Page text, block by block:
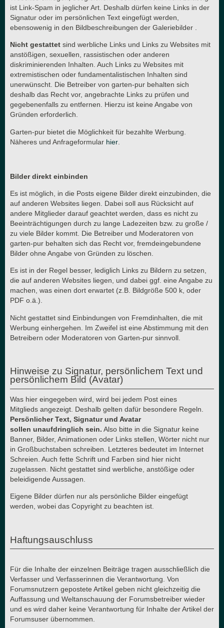
ist Link-Spam in jeglicher Art. Deshalb dürfen keine Links in der
Signatur oder im persönlichen Text eingefügt werden,
ebensowenig in den Bildbeschreibungen der Galeriebilder .
Nicht gestattet sind werbliche Links und Links zu Websites mit
anstößigen, sexuellen, rassistischen oder anderen
diskriminierenden Inhalten. Auch Links zu Websites mit
extremistischen oder fundamentalistischen Inhalten sind
unerwünscht. Die Betreiber von garten-pur behalten sich
deshalb das Recht vor, angebrachte Links zu prüfen und
gegebenenfalls zu entfernen. Hierzu ist keine Angabe von
Gründen erforderlich.
Garten-pur bietet die Möglichkeit für bezahlte Werbung.
Näheres und Anfrageformular hier
Bilder direkt einbinden
Es ist möglich, in die Posts eigene Bilder direkt einzubinden, die
auf anderen Websites liegen. Dabei soll aus Rücksicht auf
andere Mitglieder darauf geachtet werden, dass es nicht zu
Beeinträchtigungen durch zu lange Ladezeiten bzw. zu große /
zu viele Bilder kommt. Die Betreiber und Moderatoren von
garten-pur behalten sich das Recht vor, fremdeingebundene
Bilder ohne Angabe von Gründen zu löschen.
Es ist in der Regel besser, lediglich Links zu Bildern zu setzen,
die auf anderen Websites liegen, und dabei ggf. eine Angabe zu
machen, was einen dort erwartet (z.B. Bildgröße 500 k, oder
PDF o.ä.).
Nicht gestattet sind Einbindungen von Fremdinhalten, die mit
Werbung einhergehen. Im Zweifel ist eine Abstimmung mit den
Betreibern oder Moderatoren von Garten-pur sinnvoll.
Hinweise zu Signatur, persönlichem Text und
persönlichem Bild (Avatar)
Was hier eingegeben wird, wird bei jedem Post eines
Mitglieds angezeigt. Deshalb gelten dafür besondere Regeln.
Persönlicher Text, Signatur und Avatar
sollen unaufdringlich sein. Also bitte in die Signatur keine
Banner, Bilder, Animationen oder Links stellen, Wörter nicht nur
in Großbuchstaben schreiben. Letzteres bedeutet im Internet
Schreien. Auch fette Schrift und Farben sind hier nicht
zugelassen. Nicht gestattet sind werbliche, anstößige oder
beleidigende Aussagen.
Eigene Bilder dürfen nur als persönliche Bilder eingefügt
werden, wobei das Copyright zu beachten ist.
Haftungsauschluss
Für die Inhalte der einzelnen Beiträge tragen ausschließlich die
Verfasser und Verfasserinnen die Verantwortung. Von
Forumsnutzern gepostete Artikel geben nicht gleichzeitig die
Auffassung und Weltanschauung der Forumsbetreiber wieder
und es wird daher keine Verantwortung für Inhalte der Artikel der
Forumsuser übernommen.